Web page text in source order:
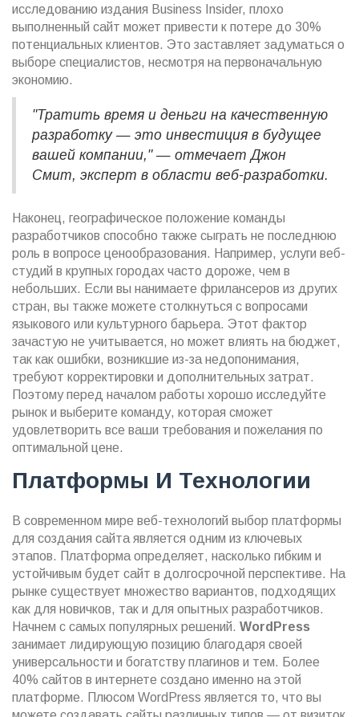
исследованию издания Business Insider, плохо
выполненный сайт может привести к потере до 30%
потенциальных клиентов. Это заставляет задуматься о
выборе специалистов, несмотря на первоначальную
экономию.
"Тратить время и деньги на качественную
разработку — это инвестиция в будущее
вашей компании," — отмечает Джон
Смит, эксперт в области веб-разработки.
Наконец, географическое положение команды
разработчиков способно также сыграть не последнюю
роль в вопросе ценообразования. Например, услуги веб-
студий в крупных городах часто дороже, чем в
небольших. Если вы нанимаете фрилансеров из других
стран, вы также можете столкнуться с вопросами
языкового или культурного барьера. Этот фактор
зачастую не учитывается, но может влиять на бюджет,
так как ошибки, возникшие из-за недопонимания,
требуют корректировки и дополнительных затрат.
Поэтому перед началом работы хорошо исследуйте
рынок и выберите команду, которая сможет
удовлетворить все ваши требования и пожелания по
оптимальной цене.
Платформы И Технологии
В современном мире веб-технологий выбор платформы
для создания сайта является одним из ключевых
этапов. Платформа определяет, насколько гибким и
устойчивым будет сайт в долгосрочной перспективе. На
рынке существует множество вариантов, подходящих
как для новичков, так и для опытных разработчиков.
Начнем с самых популярных решений. WordPress
занимает лидирующую позицию благодаря своей
универсальности и богатству плагинов и тем. Более
40% сайтов в интернете создано именно на этой
платформе. Плюсом WordPress является то, что вы